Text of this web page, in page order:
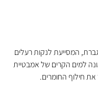
המסייעת לנקות רעלים
למים הקרים של אמבטיית
חילוף החומרים.